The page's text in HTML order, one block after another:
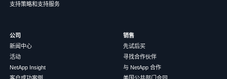
支持策略和支持服务
公司
新闻中心
活动
NetApp Insight
销售
先试后买
寻找合作伙伴
与 NetApp 合作